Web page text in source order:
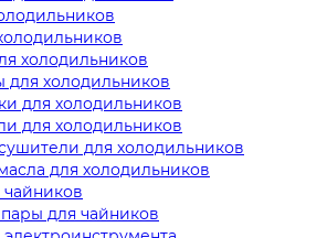
холодильников
для холодильников
для холодильников
для холодильников
для холодильников
для холодильников
чайников
для чайников